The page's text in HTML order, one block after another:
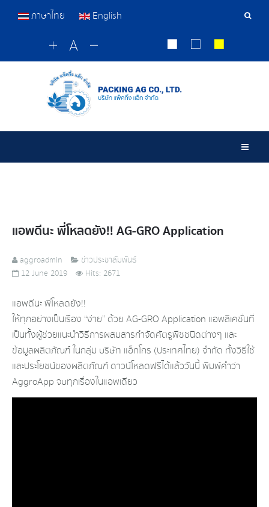
ภาษาไทย English
แอพดีนะ พี่โหลดยัง!! AG-GRO Application
aggroadmin
ข่าวประชาสัมพันธ์
12 June 2019
Hits: 2671
แอพดีนะ พี่โหลดยัง!!
ให้ทุกอย่างเป็นเรื่อง “ง่าย” ด้วย AG-GRO Application แอพลิเคชั่นที่
เป็นทั้งผู้ช่วยแนะนำวิธีการผสมสารกำจัดศัตรูพืชชนิดต่างๆ และ
ข้อมูลผลิตภัณฑ์ ในกลุ่ม บริษัท แอ็กโกร (ประเทศไทย) จำกัด ทั้งวิธีใช้
และประโยชน์ของผลิตภัณฑ์ ดาวน์โหลดฟรีได้แล้ววันนี้ พิมพ์คำว่า
AggroApp จบทุกเรื่องในแอพเดียว